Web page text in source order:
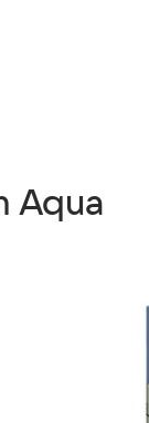
Aqua